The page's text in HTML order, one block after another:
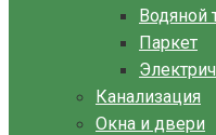
Водяной
Паркет
Канализация
Окна и двери